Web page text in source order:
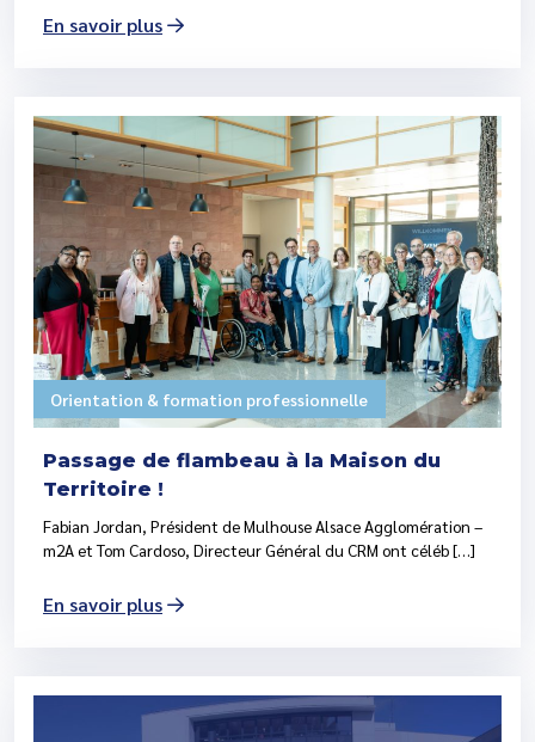
En savoir plus
Orientation & formation professionnelle
Passage de flambeau à la Maison du
Territoire !
Fabian Jordan, Président de Mulhouse Alsace Agglomération –
m2A et Tom Cardoso, Directeur Général du CRM ont céléb […]
En savoir plus